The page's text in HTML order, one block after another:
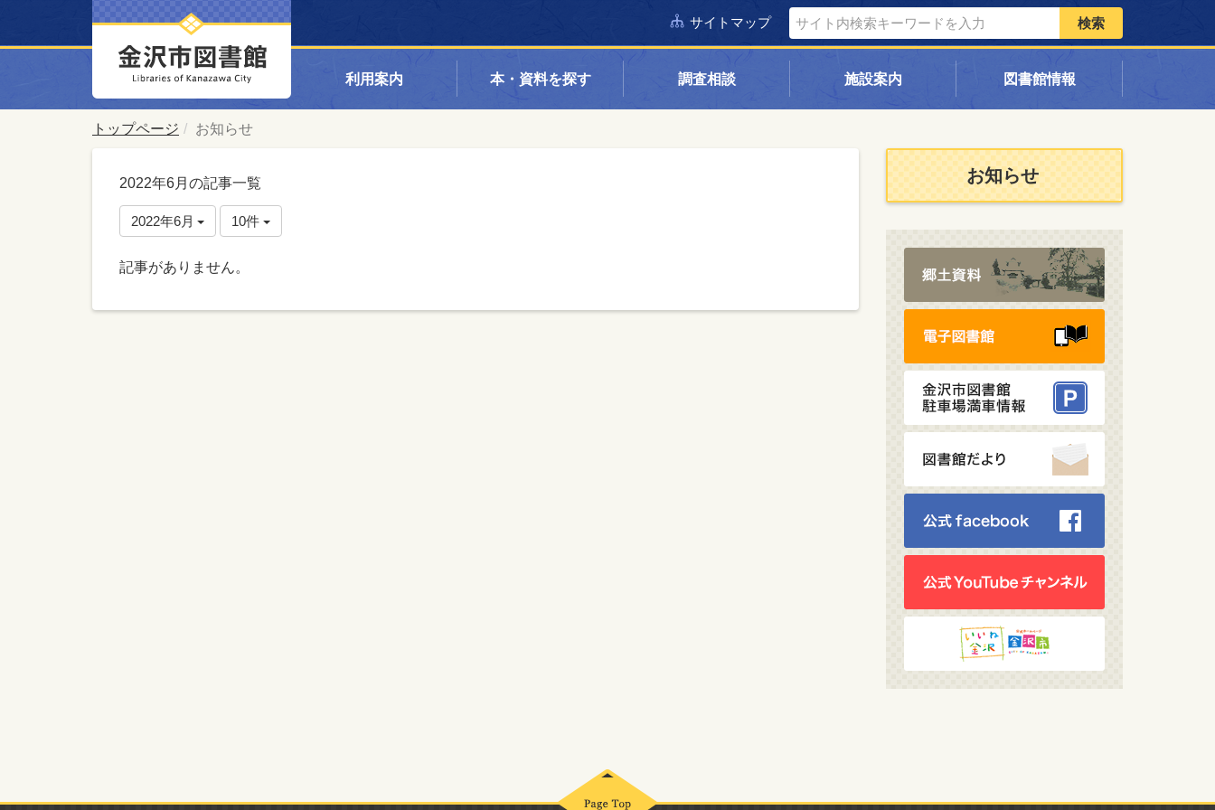
サイトマップ 検索
利用案内 本・資料を探す 調査相談 施設案内 図書館情報
トップページ お知らせ
2022年6月の記事一覧
2022年6月 10件
記事がありません。
お知らせ